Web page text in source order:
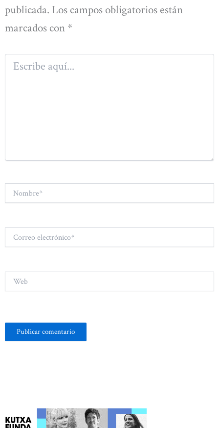
publicada. Los campos obligatorios están
marcados con *
Escribe
aquí...
electrónico*